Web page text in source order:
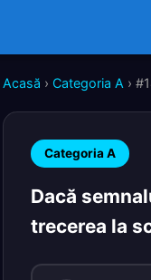
Acasă › Categoria A ›
Categoria A
Dacă
trecerea la